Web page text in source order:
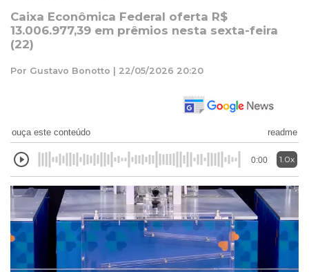
Caixa Econômica Federal oferta R$
13.006.977,39 em prêmios nesta sexta-feira
(22)
Por Gustavo Bonotto | 22/05/2026 20:20
ouça este conteúdo readme
0:00 1.0x